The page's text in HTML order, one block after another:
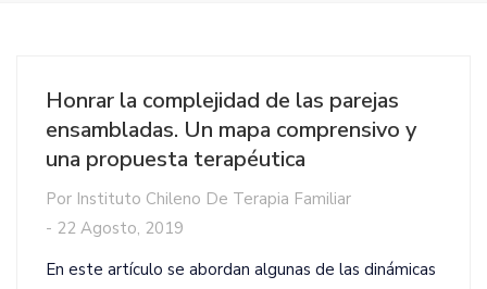
Honrar la complejidad de las parejas
ensambladas. Un mapa comprensivo y
una propuesta terapéutica
Por Instituto Chileno De Terapia Familiar
- 22 Agosto, 2019
En este artículo se abordan algunas de las dinámicas